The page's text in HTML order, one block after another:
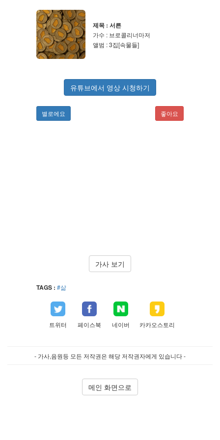
제목 : 서른
가수 : 브로콜리너마저
앨범 : 3집[속물들]
유튜브에서 영상 시청하기
별로에요 좋아요
가사 보기
TAGS : #삶
트위터 페이스북 네이버 카카오스토리
- 가사,음원등 모든 저작권은 해당 저작권자에게 있습니다 -
메인 화면으로